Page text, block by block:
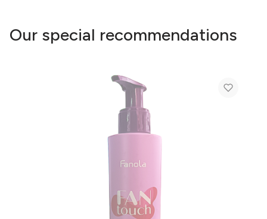
Our special recommendations